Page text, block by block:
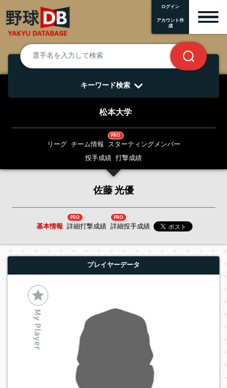
ログイン
アカウント作
成
キーワード検索
松本大学
リーグ チーム情報
PRO
スターティングメンバー
投手成績 打撃成績
佐藤 光優
基本情報
PRO
詳細打撃成績
PRO
詳細投手成績
プレイヤーデータ